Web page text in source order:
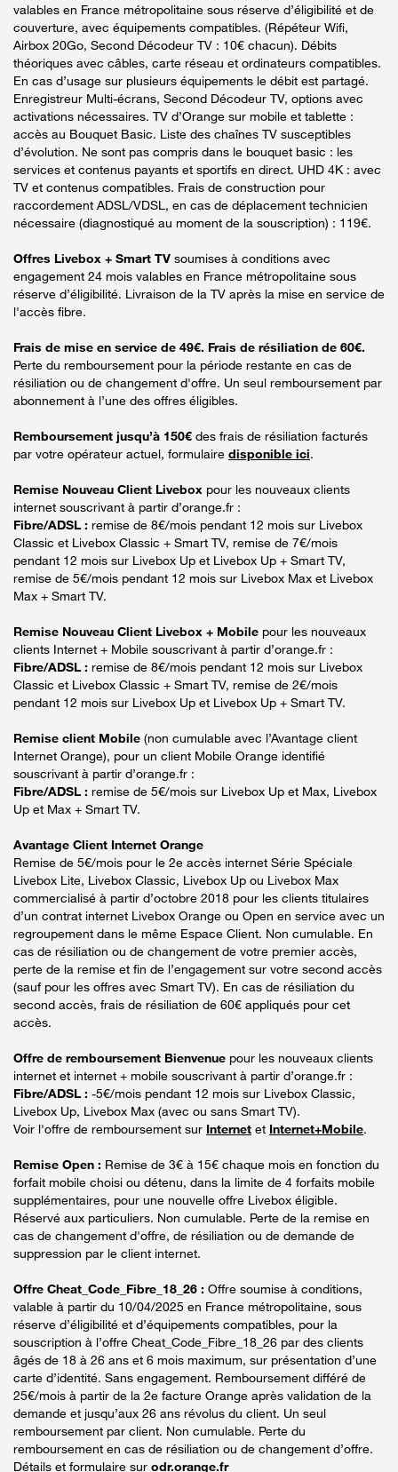
valables en France métropolitaine sous réserve d’éligibilité et de
couverture, avec équipements compatibles. (Répéteur Wifi,
Airbox 20Go, Second Décodeur TV : 10€ chacun). Débits
théoriques avec câbles, carte réseau et ordinateurs compatibles.
En cas d’usage sur plusieurs équipements le débit est partagé.
Enregistreur Multi-écrans, Second Décodeur TV, options avec
activations nécessaires. TV d’Orange sur mobile et tablette :
accès au Bouquet Basic. Liste des chaînes TV susceptibles
d’évolution. Ne sont pas compris dans le bouquet basic : les
services et contenus payants et sportifs en direct. UHD 4K : avec
TV et contenus compatibles. Frais de construction pour
raccordement ADSL/VDSL, en cas de déplacement technicien
nécessaire (diagnostiqué au moment de la souscription) : 119€.
Offres Livebox + Smart TV soumises à conditions avec
engagement 24 mois valables en France métropolitaine sous
réserve d’éligibilité. Livraison de la TV après la mise en service de
l'accès fibre.
Frais de mise en service de 49€. Frais de résiliation de 60€.
Perte du remboursement pour la période restante en cas de
résiliation ou de changement d'offre. Un seul remboursement par
abonnement à l’une des offres éligibles.
Remboursement jusqu’à 150€ des frais de résiliation facturés
par votre opérateur actuel, formulaire disponible ici.
Remise Nouveau Client Livebox pour les nouveaux clients
internet souscrivant à partir d’orange.fr :
Fibre/ADSL : remise de 8€/mois pendant 12 mois sur Livebox
Classic et Livebox Classic + Smart TV, remise de 7€/mois
pendant 12 mois sur Livebox Up et Livebox Up + Smart TV,
remise de 5€/mois pendant 12 mois sur Livebox Max et Livebox
Max + Smart TV.
Remise Nouveau Client Livebox + Mobile pour les nouveaux
clients Internet + Mobile souscrivant à partir d’orange.fr :
Fibre/ADSL : remise de 8€/mois pendant 12 mois sur Livebox
Classic et Livebox Classic + Smart TV, remise de 2€/mois
pendant 12 mois sur Livebox Up et Livebox Up + Smart TV.
Remise client Mobile (non cumulable avec l’Avantage client
Internet Orange), pour un client Mobile Orange identifié
souscrivant à partir d’orange.fr :
Fibre/ADSL : remise de 5€/mois sur Livebox Up et Max, Livebox
Up et Max + Smart TV.
Avantage Client Internet Orange
Remise de 5€/mois pour le 2e accès internet Série Spéciale
Livebox Lite, Livebox Classic, Livebox Up ou Livebox Max
commercialisé à partir d’octobre 2018 pour les clients titulaires
d’un contrat internet Livebox Orange ou Open en service avec un
regroupement dans le même Espace Client. Non cumulable. En
cas de résiliation ou de changement de votre premier accès,
perte de la remise et fin de l’engagement sur votre second accès
(sauf pour les offres avec Smart TV). En cas de résiliation du
second accès, frais de résiliation de 60€ appliqués pour cet
accès.
Offre de remboursement Bienvenue pour les nouveaux clients
internet et internet + mobile souscrivant à partir d’orange.fr :
Fibre/ADSL : -5€/mois pendant 12 mois sur Livebox Classic,
Livebox Up, Livebox Max (avec ou sans Smart TV).
Voir l'offre de remboursement sur Internet et Internet+Mobile.
Remise Open : Remise de 3€ à 15€ chaque mois en fonction du
forfait mobile choisi ou détenu, dans la limite de 4 forfaits mobile
supplémentaires, pour une nouvelle offre Livebox éligible.
Réservé aux particuliers. Non cumulable. Perte de la remise en
cas de changement d'offre, de résiliation ou de demande de
suppression par le client internet.
Offre Cheat_Code_Fibre_18_26 : Offre soumise à conditions,
valable à partir du 10/04/2025 en France métropolitaine, sous
réserve d’éligibilité et d’équipements compatibles, pour la
souscription à l’offre Cheat_Code_Fibre_18_26 par des clients
âgés de 18 à 26 ans et 6 mois maximum, sur présentation d’une
carte d’identité. Sans engagement. Remboursement différé de
25€/mois à partir de la 2e facture Orange après validation de la
demande et jusqu’aux 26 ans révolus du client. Un seul
remboursement par client. Non cumulable. Perte du
remboursement en cas de résiliation ou de changement d’offre.
Détails et formulaire sur odr.orange.fr